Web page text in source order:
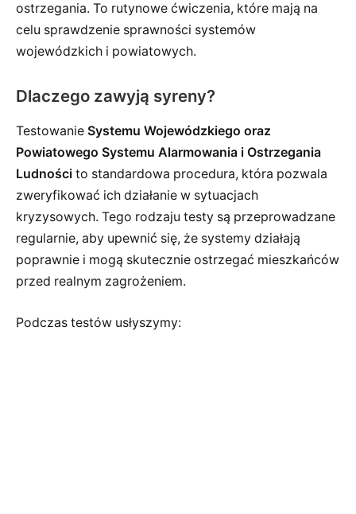
ostrzegania. To rutynowe ćwiczenia, które mają na
celu sprawdzenie sprawności systemów
wojewódzkich i powiatowych.
Dlaczego zawyją syreny?
Testowanie Systemu Wojewódzkiego oraz
Powiatowego Systemu Alarmowania i Ostrzegania
Ludności to standardowa procedura, która pozwala
zweryfikować ich działanie w sytuacjach
kryzysowych. Tego rodzaju testy są przeprowadzane
regularnie, aby upewnić się, że systemy działają
poprawnie i mogą skutecznie ostrzegać mieszkańców
przed realnym zagrożeniem.
Podczas testów usłyszymy: